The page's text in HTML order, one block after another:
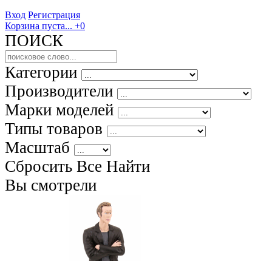
Вход Регистрация
Корзина пуста... +0
ПОИСК
Категории
Производители
Марки моделей
Типы товаров
Масштаб
Сбросить Все Найти
Вы смотрели